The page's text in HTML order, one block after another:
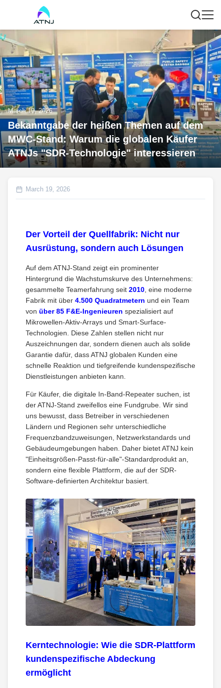
March 19, 2026
Bekanntgabe der heißen Themen auf dem
MWC-Stand: Warum die globalen Käufer
ATNJs "SDR-Technologie" interessieren
March 19, 2026
Der Vorteil der Quellfabrik: Nicht nur
Ausrüstung, sondern auch Lösungen
Auf dem ATNJ-Stand zeigt ein prominenter
Hintergrund die Wachstumskurve des Unternehmens:
gesammelte Teamerfahrung seit 2010 , eine moderne
Fabrik mit über 4.500 Quadratmetern und ein Team
von über 85 F&E-Ingenieuren spezialisiert auf
Mikrowellen-Aktiv-Arrays und Smart-Surface-
Technologien. Diese Zahlen stellen nicht nur
Auszeichnungen dar, sondern dienen auch als solide
Garantie dafür, dass ATNJ globalen Kunden eine
schnelle Reaktion und tiefgreifende kundenspezifische
Dienstleistungen anbieten kann.
Für Käufer, die digitale In-Band-Repeater suchen, ist
der ATNJ-Stand zweifellos eine Fundgrube. Wir sind
uns bewusst, dass Betreiber in verschiedenen
Ländern und Regionen sehr unterschiedliche
Frequenzbandzuweisungen, Netzwerkstandards und
Gebäudeumgebungen haben. Daher bietet ATNJ kein
"Einheitsgrößen-Passt-für-alle"-Standardprodukt an,
sondern eine flexible Plattform, die auf der SDR-
Software-definierten Architektur basiert.
Kerntechnologie: Wie die SDR-Plattform
kundenspezifische Abdeckung
ermöglicht